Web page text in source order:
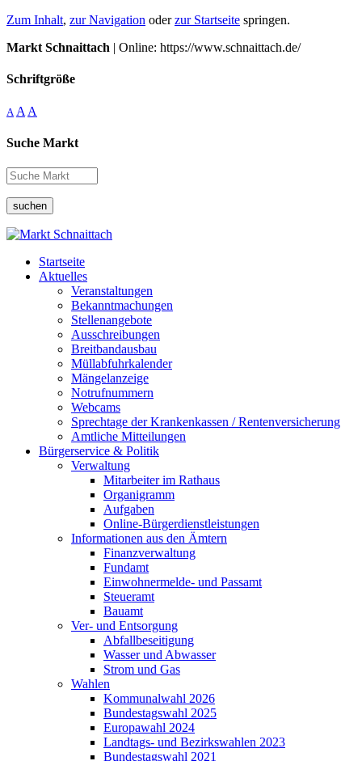
Zum Inhalt, zur Navigation oderzur Startseite springen.
Markt Schnaittach | Online: https://www.schnaittach.de/
Schriftgröße
A A A
Suche Markt
suchen
Startseite
Aktuelles
Veranstaltungen
Bekanntmachungen
Stellenangebote
Ausschreibungen
Breitbandausbau
Müllabfuhrkalender
Mängelanzeige
Notrufnummern
Webcams
Sprechtage der Krankenkassen / Rentenversicherung
Amtliche Mitteilungen
Bürgerservice & Politik
Verwaltung
Mitarbeiter im Rathaus
Organigramm
Aufgaben
Online-Bürgerdienstleistungen
Informationen aus den Ämtern
Finanzverwaltung
Fundamt
Einwohnermelde- und Passamt
Steueramt
Bauamt
Ver- und Entsorgung
Abfallbeseitigung
Wasser und Abwasser
Strom und Gas
Wahlen
Kommunalwahl 2026
Bundestagswahl 2025
Europawahl 2024
Landtags- und Bezirkswahlen 2023
Bundestagswahl 2021